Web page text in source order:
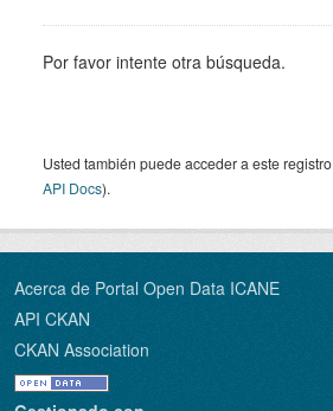
Por favor intente otra búsqueda.
Usted también puede acceder a este
API Docs).
Acerca de Portal Open Data ICANE
API CKAN
CKAN Association